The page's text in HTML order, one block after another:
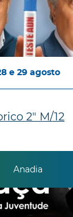
e 29 agosto
2" M/12
Anadia